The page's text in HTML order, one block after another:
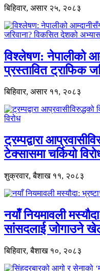
बिहिवार, असार २५, २०८३
विश्लेषण: नेपालीको
प्रस्तावित ट्राफिक
बिहिवार, असार ११, २०८३
ट्रम्पद्वारा
टेक्सासमा चर्कियो
शुक्रवार, बैशाख ११, २०८३
नयाँ नियमावली
सांसदलाई जोगाउने
बिहिवार, बैशाख १०, २०८३